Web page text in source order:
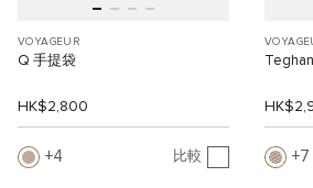
VOYAGEUR
Q 手提袋
HK$2,800
4 比較 7